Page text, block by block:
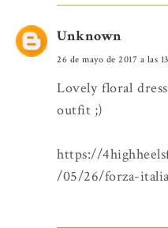
Unknown
26 de mayo de 2017 a las
Lovely floral
outfit ;)
https://
/05/26/forza-